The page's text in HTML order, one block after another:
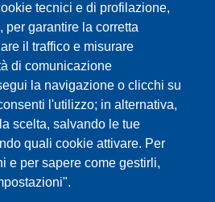
tecnici e di profilazione,
per garantire la corretta
il traffico e misurare
di comunicazione
la navigazione o clicchi su
l'utilizzo; in alternativa,
scelta, salvando le tue
quali cookie attivare. Per
e per sapere come gestirli,
Atti Processuali:
4, 41121 Modena, Tel. 059
A. Allegri 9, 42121 Reggio
Fax 0522 523045